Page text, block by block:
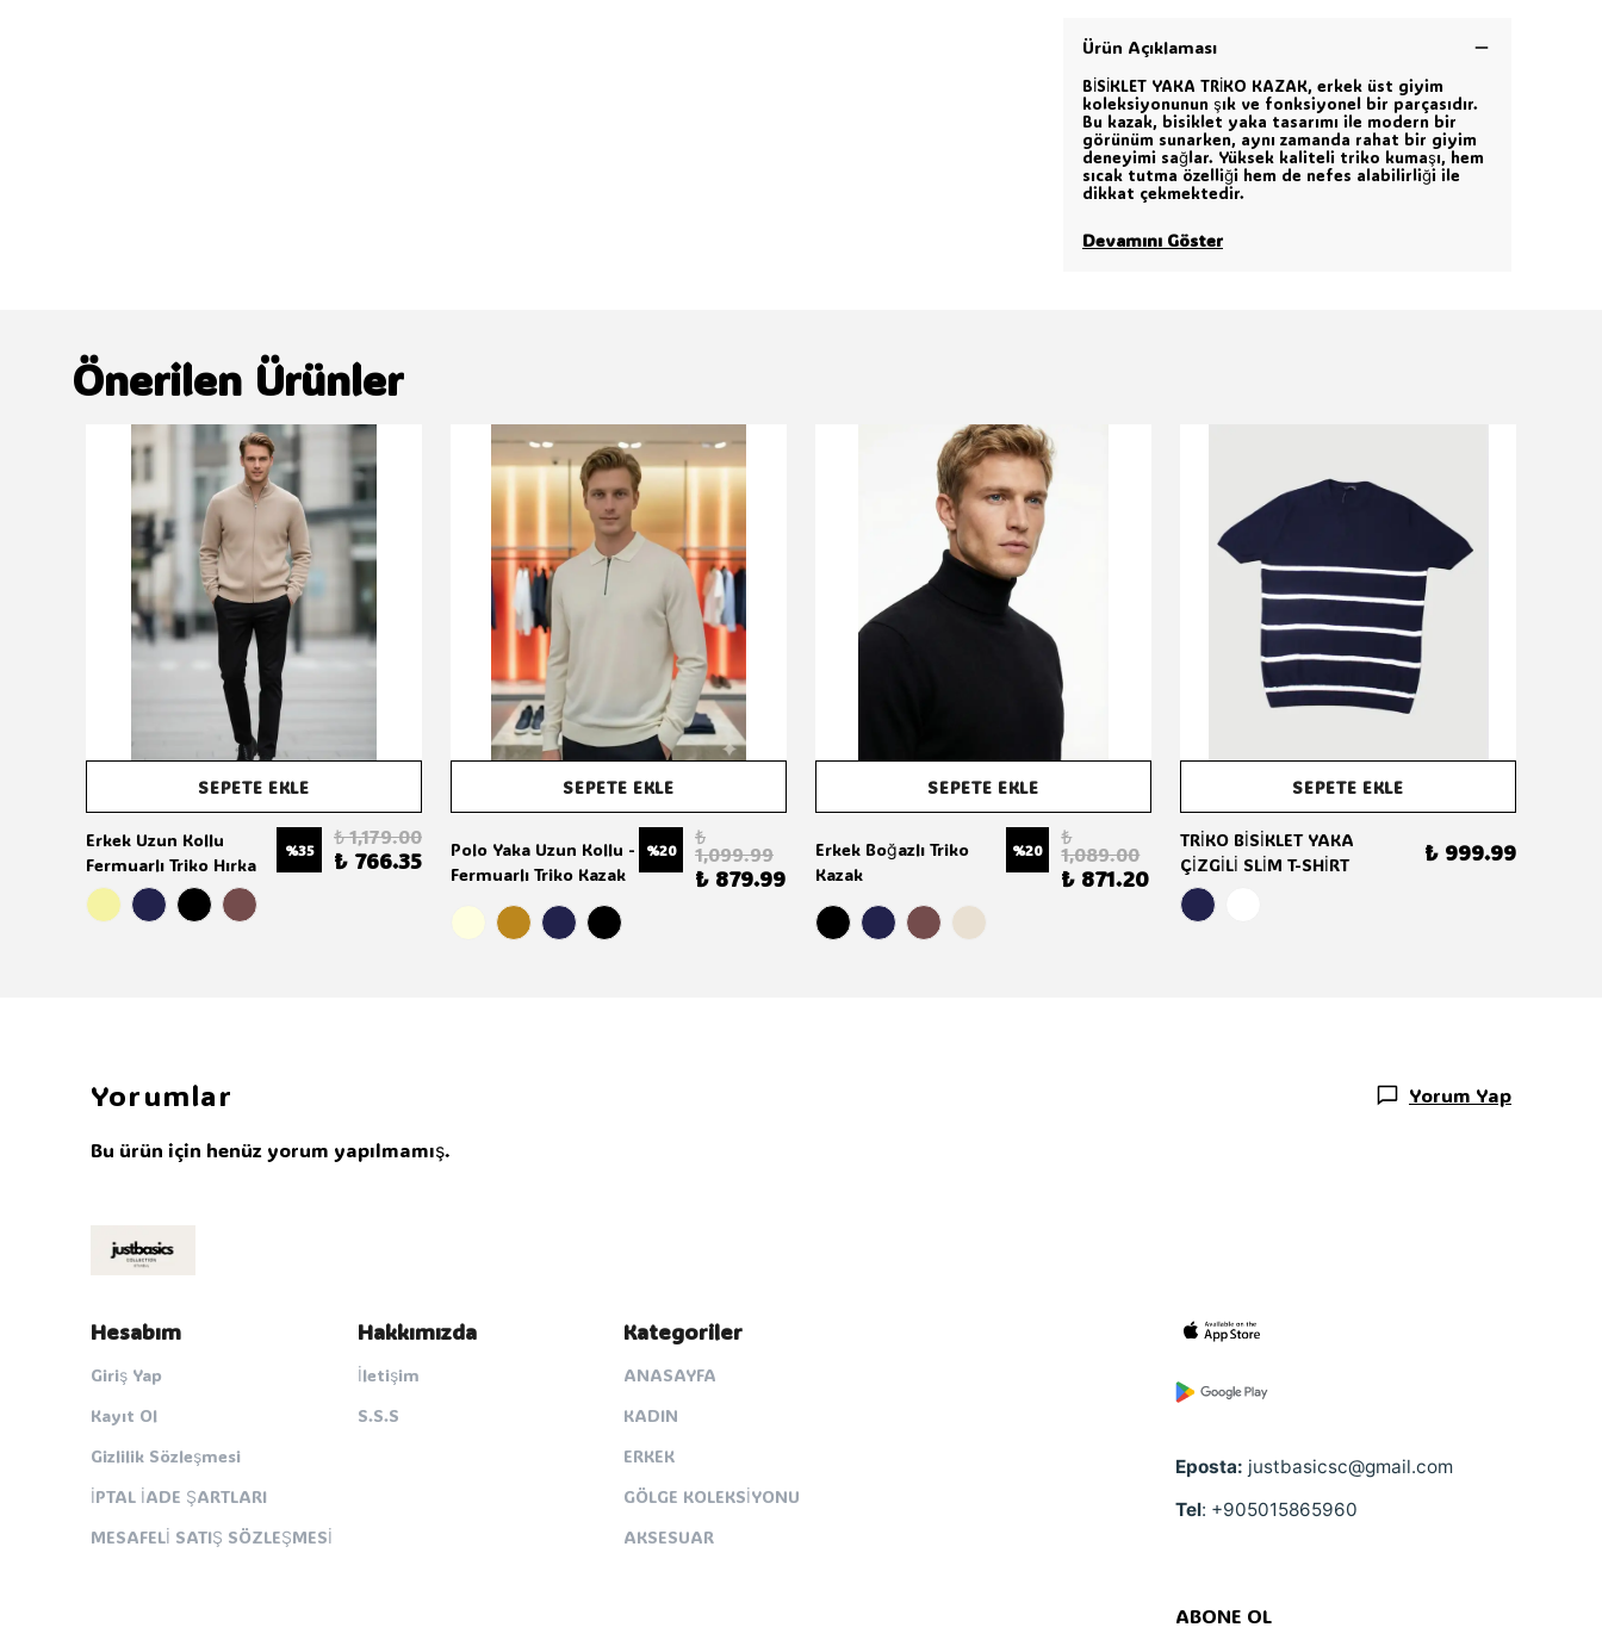
Ürün Açıklaması
BİSİKLET YAKA TRİKO KAZAK, erkek üst giyim
koleksiyonunun şık ve fonksiyonel bir parçasıdır.
Bu kazak, bisiklet yaka tasarımı ile modern bir
görünüm sunarken, aynı zamanda rahat bir giyim
deneyimi sağlar. Yüksek kaliteli triko kumaşı, hem
sıcak tutma özelliği hem de nefes alabilirliği ile
dikkat çekmektedir.
Devamını Göster
Önerilen Ürünler
SEPETE EKLE
Erkek Uzun Kollu
Fermuarlı Triko Hırka
%35
₺ 1,179.00
₺ 766.35
SEPETE EKLE
Polo Yaka Uzun Kollu -
Fermuarlı Triko Kazak
%20
₺
1,099.99
₺ 879.99
SEPETE EKLE
Erkek Boğazlı Triko
Kazak
%20
₺
1,089.00
₺ 871.20
SEPETE EKLE
TRİKO BİSİKLET YAKA
ÇİZGİLİ SLİM T-SHİRT
₺ 999.99
Yorumlar Yorum Yap
Bu ürün için henüz yorum yapılmamış.
Hesabım
Giriş Yap
Kayıt Ol
Gizlilik Sözleşmesi
İPTAL İADE ŞARTLARI
MESAFELİ SATIŞ SÖZLEŞMESİ
Hakkımızda
İletişim
S.S.S
Kategoriler
ANASAYFA
KADIN
ERKEK
GÖLGE KOLEKSİYONU
AKSESUAR
Eposta: justbasicsc@gmail.com
Tel: +905015865960
ABONE OL